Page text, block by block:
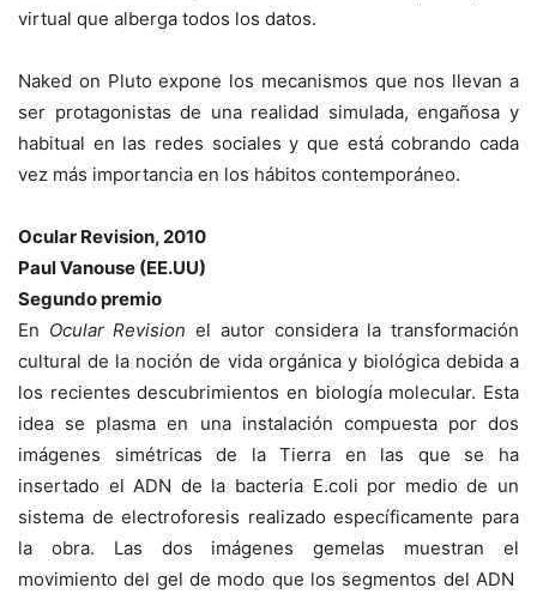
virtual que alberga todos los datos.
Naked on Pluto expone los mecanismos que nos llevan a
ser protagonistas de una realidad simulada, engañosa y
habitual en las redes sociales y que está cobrando cada
vez más importancia en los hábitos contemporáneo.
Ocular Revision, 2010
Paul Vanouse (EE.UU)
Segundo premio
En Ocular Revision el autor considera la transformación
cultural de la noción de vida orgánica y biológica debida a
los recientes descubrimientos en biología molecular. Esta
idea se plasma en una instalación compuesta por dos
imágenes simétricas de la Tierra en las que se ha
insertado el ADN de la bacteria E.coli por medio de un
sistema de electroforesis realizado específicamente para
la obra. Las dos imágenes gemelas muestran el
movimiento del gel de modo que los segmentos del ADN